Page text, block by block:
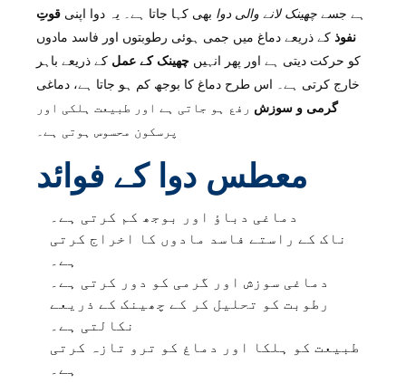
ہے جسے چھینک لانے والی دوا بھی کہا جاتا ہے۔ یہ دوا اپنی قوتِ
نفوذ کے ذریعے دماغ میں جمی ہوئی رطوبتوں اور فاسد مادوں
کو حرکت دیتی ہے اور پھر انہیں چھینک کے عمل کے ذریعے باہر
خارج کرتی ہے۔ اس طرح دماغ کا بوجھ کم ہو جاتا ہے، دماغی
گرمی و سوزش رفع ہو جاتی ہے اور طبیعت ہلکی اور
پرسکون محسوس ہوتی ہے۔
معطس دوا کے فوائد
دماغی دباؤ اور بوجھ کم کرتی ہے۔
ناک کے راستے فاسد مادوں کا اخراج کرتی
ہے۔
دماغی سوزش اور گرمی کو دور کرتی ہے۔
رطوبت کو تحلیل کر کے چھینک کے ذریعے
نکالتی ہے۔
طبیعت کو ہلکا اور دماغ کو ترو تازہ کرتی
ہے۔